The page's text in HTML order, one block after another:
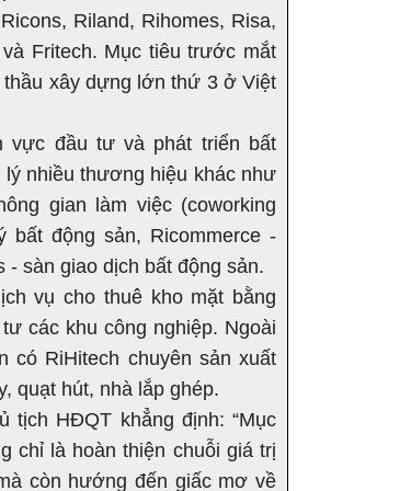
Riland, Rihomes, Risa,
Fritech. Mục tiêu trước mắt
xây dựng lớn thứ 3 ở Việt
vực đầu tư và phát triển bất
nhiều thương hiệu khác như
gian làm việc (coworking
bất động sản, Ricommerce -
sàn giao dịch bất động sản.
vụ cho thuê kho mặt bằng
các khu công nghiệp. Ngoài
có RiHitech chuyên sản xuất
quạt hút, nhà lắp ghép.
tịch HĐQT khẳng định: “Mục
chỉ là hoàn thiện chuỗi giá trị
còn hướng đến giấc mơ về